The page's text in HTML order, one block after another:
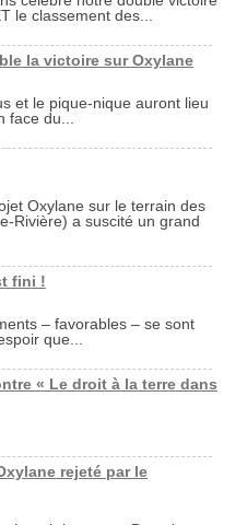
le classement des...
la victoire sur Oxylane
et le pique-nique auront lieu
du...
Oxylane sur le terrain des
Rivière) a suscité un grand
fini !
– favorables – se sont
que...
« Le droit à la terre dans
rejeté par le